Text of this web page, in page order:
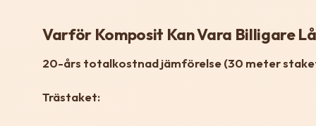
Varför Komposit Kan Vara Billigare
20-års totalkostnad jämförelse (30 meter
Trästaket: